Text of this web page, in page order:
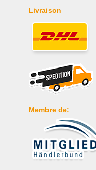
Livraison
Membre de: